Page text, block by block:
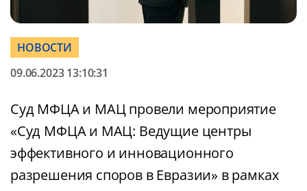
НОВОСТИ
09.06.2023 13:10:31
Суд МФЦА и МАЦ провели мероприятие
«Суд МФЦА и МАЦ: Ведущие центры
эффективного и инновационного
разрешения споров в Евразии» в рамках